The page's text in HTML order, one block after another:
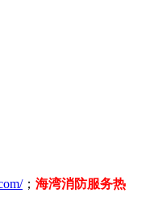
； 海湾消防服务热